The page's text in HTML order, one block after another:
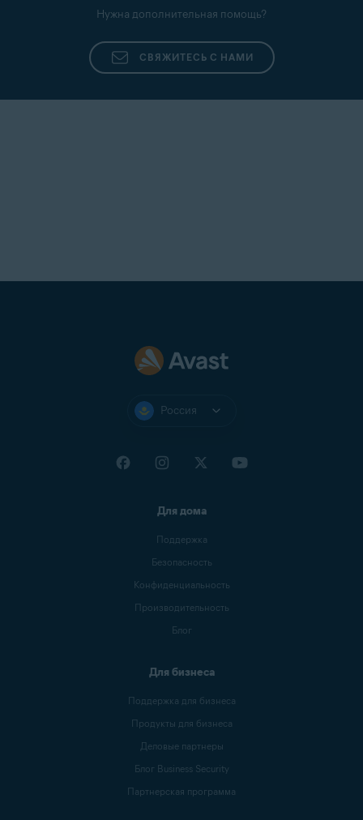
Нужна дополнительная помощь?
СВЯЖИТЕСЬ С НАМИ
Россия
Для дома
Поддержка
Безопасность
Конфиденциальность
Производительность
Блог
Для бизнеса
Поддержка для бизнеса
Продукты для бизнеса
Деловые партнеры
Блог Business Security
Партнерская программа